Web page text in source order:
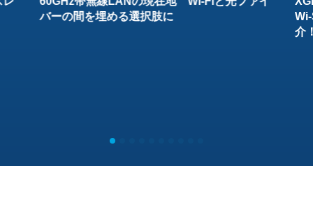
バーの間を埋める選択肢に
介